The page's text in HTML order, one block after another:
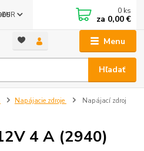
Menu
EUR
Hľadať
0 ks
za 0,00 €
Napájacie zdroje
Napájací zdroj
4 A (2940)